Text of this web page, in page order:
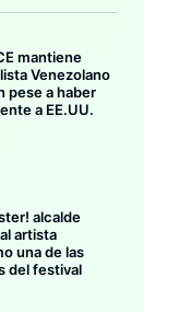
mantiene
Venezolano
pese a haber
a EE.UU.
alcalde
artista
una de las
del festival